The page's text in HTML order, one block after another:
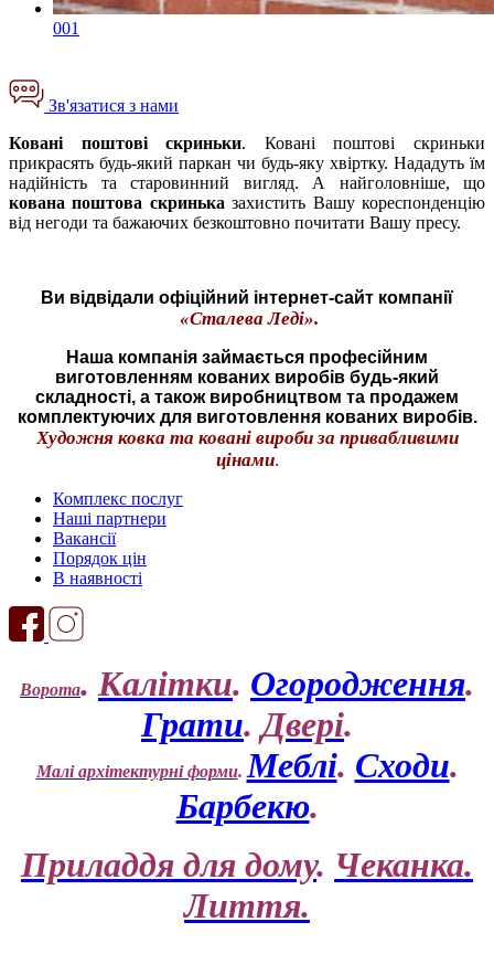
001
Зв'язатися з нами
Ковані поштові скриньки. Ковані поштові скриньки
прикрасять будь-який паркан чи будь-яку хвіртку. Нададуть їм
надійність та старовинний вигляд. А найголовніше, що
кована поштова скринька захистить Вашу кореспонденцію
від негоди та бажаючих безкоштовно почитати Вашу пресу.
Ви відвідали офіційний інтернет-сайт компанії
«Сталева Леді».
Наша компанія займається професійним
виготовленням кованих виробів будь-який
складності, а також виробництвом та продажем
комплектуючих для виготовлення кованих виробів.
Художня ковка та ковані вироби за привабливими
цінами.
Комплекс послуг
Наші партнери
Вакансії
Порядок цін
В наявності
Ворота. Калітки. Огородження.
Грати.Двері.
Малі архітектурні форми. Меблі. Сходи.
Барбекю.
Приладдя для дому. Чеканка.
Лиття.